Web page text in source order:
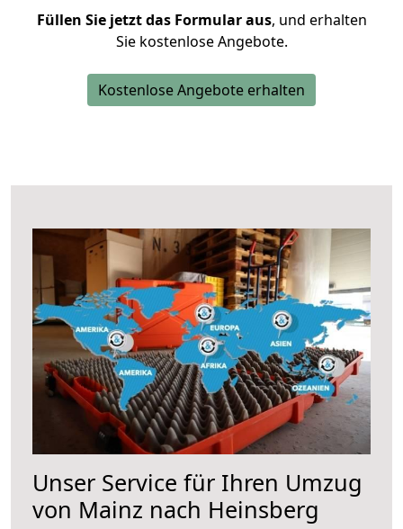
Füllen Sie jetzt das Formular aus, und erhalten
Sie kostenlose Angebote.
Kostenlose Angebote erhalten
Unser Service für Ihren Umzug
von Mainz nach Heinsberg